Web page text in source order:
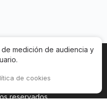
Categorías
reservados.
medición de audiencia y
de cookies